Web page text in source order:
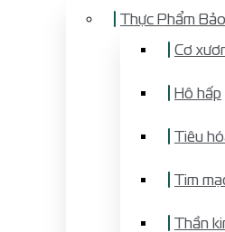
Thực Phẩm
Cơ
Hô hấp
Tiêu
Tim
Thần